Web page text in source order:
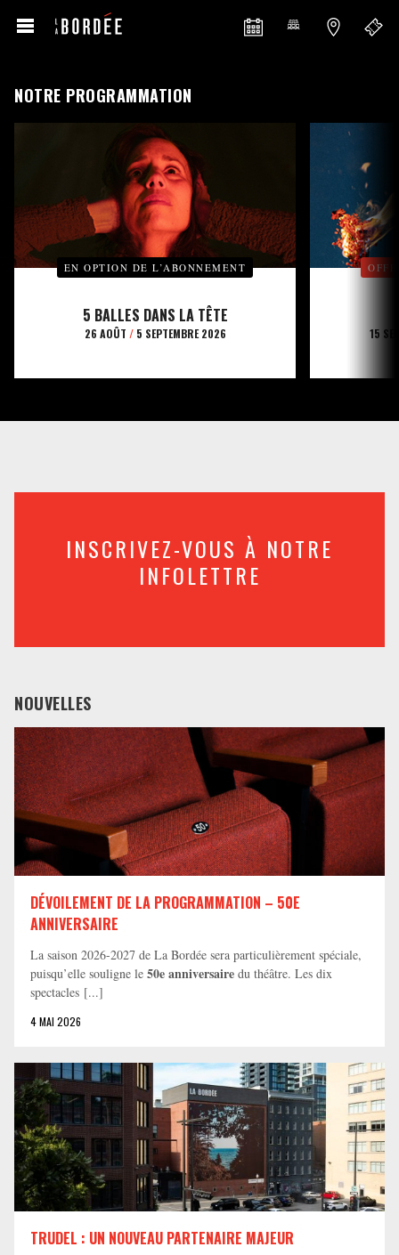
NOTRE PROGRAMMATION
EN OPTION DE L’ABONNEMENT
5 BALLES DANS LA TÊTE
26 AOÛT /5 SEPTEMBRE 2026 15
INSCRIVEZ-VOUS À NOTRE
INFOLETTRE
NOUVELLES
DÉVOILEMENT DE LA PROGRAMMATION – 50E
ANNIVERSAIRE
La saison 2026-2027 de La Bordée sera particulièrement spéciale,
puisqu’elle souligne le 50e anniversaire du théâtre. Les dix
spectacles [...]
4 MAI 2026
TRUDEL : UN NOUVEAU PARTENAIRE MAJEUR